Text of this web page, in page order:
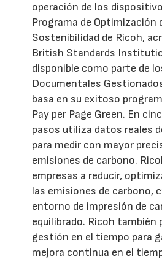
operación de los
Programa de Optimización
Sostenibilidad de Ricoh,
British Standards
disponible como parte de
Documentales
basa en su exitoso
Pay per Page Green. En
pasos utiliza datos reales
para medir con mayor
emisiones de carbono.
empresas a reducir,
las emisiones de carbono,
entorno de impresión de
equilibrado. Ricoh también
gestión en el tiempo para
mejora continua en el